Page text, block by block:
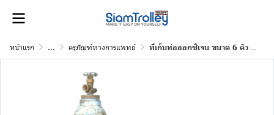
หน้าแรก ... ครุภัณฑ์ทางการแพทย์ ที่เก็บท่อออกซิเจน ขนาด 6 คิว จำนวน 8 ท่อ